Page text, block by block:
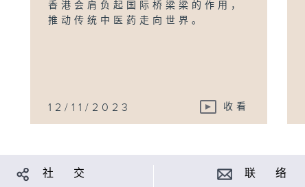
香港会肩负起国际桥梁梁的作用，
推动传统中医药走向世界。
12/11/2023 收看
社 交 联 络